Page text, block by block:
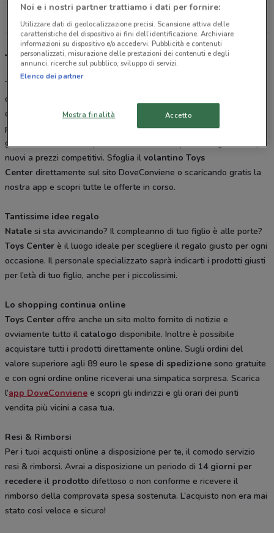
Toys Center, offerte e negozi
Toys Center
qualità e il vasto assortimento di giochi delle migliori marche fanno
di
Toys Centeruna garanzia quando si cerca un nuovissimo
prodotto. Da
Tartarughe Ninja, daiLegoai classici
giochi di società da Toys Center troverai sempre tutti i giocattoli più
nuovi a prezzi competitivi. Sfoglia il volantino Toys
Center direttamente sul sito DoveConviene o scaricando gratis la
nostra app e scopri tutte le offerte in corso.
Tantissime idee regalo
Natale si sta avvicinando? Il compleanno di tuo figlio è alle porte?
Toys Center è il luogo ideale per scegliere il regalo giusto per ogni
occasione. Il personale specializzato saprà indicarti i prodotti giusti
per l’età di tuo figlio, anche per i piccolissimi.
Lo shopping continua online
Toys Center offre anche un sito molto fornito di notizie e
ovviamente tutto il catalogo disponibile. Inoltre è possibile
acquistare tutti i prodotti direttamente online. Sugli ordini del
valore superiore agli 89 euro le spese di spedizione sono gratuite
e con ogni ordine online riceverai una simpatica sorpresa. Scarica
l’app DoveConviene e scopri gli indirizzi e gli orari dei punti
vendita più vicini a casa tua.
Resi & Rimborsi
Per i tuoi acquisti online a disposizione per te, il comodo servizio
resi & rimborsi. Avrai a disposizione un periodo di 14 giorni per
recedere il prodotto difettoso o non conforme e ricevere il
rimborso della comprovata spesa sostenuta. L’acquisto non era mai
stato così veloce e sicuro!
Noi e i nostri partner trattiamo i dati per fornire:
Utilizzare dati di geolocalizzazione precisi. Scansione attiva delle
caratteristiche del dispositivo ai fini dell’identificazione. Archiviare
informazioni su dispositivo e/o accedervi. Pubblicità e contenuti
personalizzati, misurazione delle prestazioni dei contenuti e degli
annunci, ricerche sul pubblico, sviluppo di servizi.
Elenco dei partner
Mostra finalità Accetto